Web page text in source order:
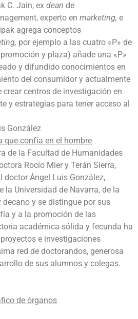
C. Jain, ex dean de
experto en marketing, e
agrega conceptos
por ejemplo a las cuatro «P» de
y plaza) añade una «P»
y difundido conocimientos en
del consumidor y actualmente
centros de investigación en
y estrategias para tener acceso al
González
que confía en el hombre
de la Facultad de Humanidades
Rocío Mier y Terán Sierra,
doctor Ángel Luis González,
la Universidad de Navarra, de la
y se distingue por sus
y a la promoción de las
académica sólida y fecunda ha
e investigaciones
red de doctorandos, generosa
de sus alumnos y colegas.
de órganos